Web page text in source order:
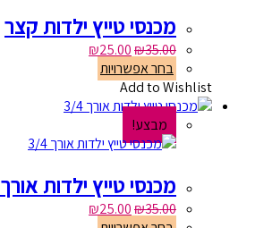
מכנסי טייץ ילדות קצר
₪35.00
₪25.00
בחר אפשרויות
Add to Wishlist
מבצע!
מכנסי טייץ ילדות אורך 3/4
₪35.00
₪25.00